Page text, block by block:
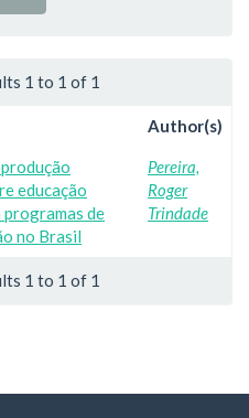
1 to 1 of 1
Author(s)
educação
de
no Brasil
Pereira,
Roger
Trindade
1 to 1 of 1